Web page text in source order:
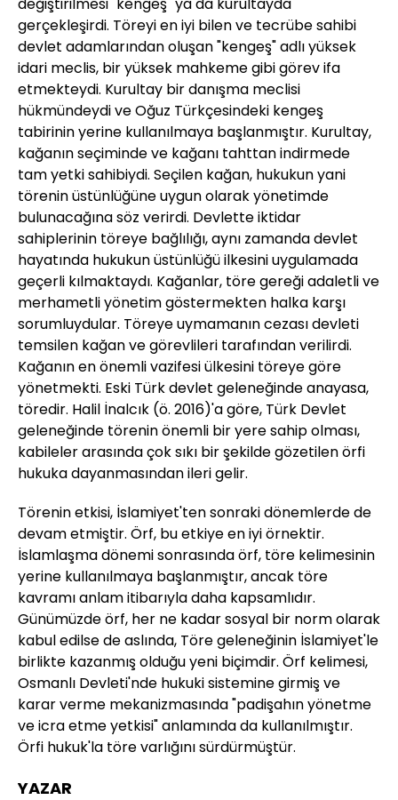
gerçekleşirdi. Töreyi en iyi bilen ve tecrübe sahibi
devlet adamlarından oluşan "kengeş" adlı yüksek
idari meclis, bir yüksek mahkeme gibi görev ifa
etmekteydi. Kurultay bir danışma meclisi
hükmündeydi ve Oğuz Türkçesindeki kengeş
tabirinin yerine kullanılmaya başlanmıştır. Kurultay,
kağanın seçiminde ve kağanı tahttan indirmede
tam yetki sahibiydi. Seçilen kağan, hukukun yani
törenin üstünlüğüne uygun olarak yönetimde
bulunacağına söz verirdi. Devlette iktidar
sahiplerinin töreye bağlılığı, aynı zamanda devlet
hayatında hukukun üstünlüğü ilkesini uygulamada
geçerli kılmaktaydı. Kağanlar, töre gereği adaletli ve
merhametli yönetim göstermekten halka karşı
sorumluydular. Töreye uymamanın cezası devleti
temsilen kağan ve görevlileri tarafından verilirdi.
Kağanın en önemli vazifesi ülkesini töreye göre
yönetmekti. Eski Türk devlet geleneğinde anayasa,
töredir. Halil İnalcık (ö. 2016)'a göre, Türk Devlet
geleneğinde törenin önemli bir yere sahip olması,
kabileler arasında çok sıkı bir şekilde gözetilen örfi
hukuka dayanmasından ileri gelir.
Törenin etkisi, İslamiyet'ten sonraki dönemlerde de
devam etmiştir. Örf, bu etkiye en iyi örnektir.
İslamlaşma dönemi sonrasında örf, töre kelimesinin
yerine kullanılmaya başlanmıştır, ancak töre
kavramı anlam itibarıyla daha kapsamlıdır.
Günümüzde örf, her ne kadar sosyal bir norm olarak
kabul edilse de aslında, Töre geleneğinin İslamiyet'le
birlikte kazanmış olduğu yeni biçimdir. Örf kelimesi,
Osmanlı Devleti'nde hukuki sistemine girmiş ve
karar verme mekanizmasında "padişahın yönetme
ve icra etme yetkisi" anlamında da kullanılmıştır.
Örfi hukuk'la töre varlığını sürdürmüştür.
YAZAR